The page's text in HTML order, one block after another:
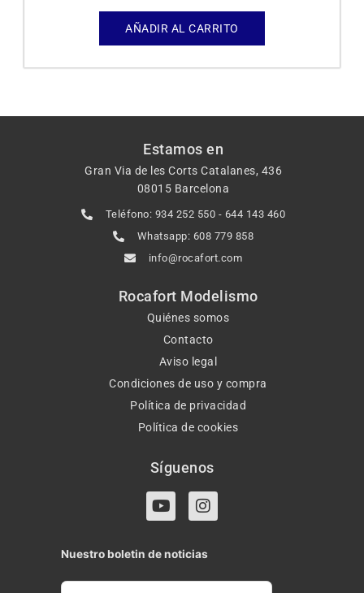
AÑADIR AL CARRITO
Estamos en
Gran Via de les Corts Catalanes, 436
08015 Barcelona
Teléfono: 934 252 550 - 644 143 460
Whatsapp: 608 779 858
info@rocafort.com
Rocafort Modelismo
Quiénes somos
Contacto
Aviso legal
Condiciones de uso y compra
Política de privacidad
Política de cookies
Síguenos
Y
o
t
u
b
I
n
t
a
g
Nuestro boletin de noticias